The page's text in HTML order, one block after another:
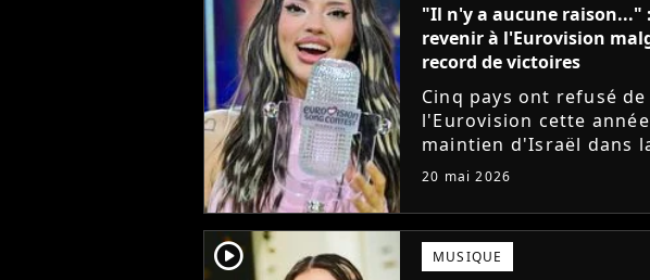
"Il n'y a aucune raison..."
revenir à l'Eurovision
record de victoires
Cinq pays ont refusé
l'Eurovision cette
maintien d'Israël dans
Détenteur du record de
20 mai 2026
player2 MUSIQUE